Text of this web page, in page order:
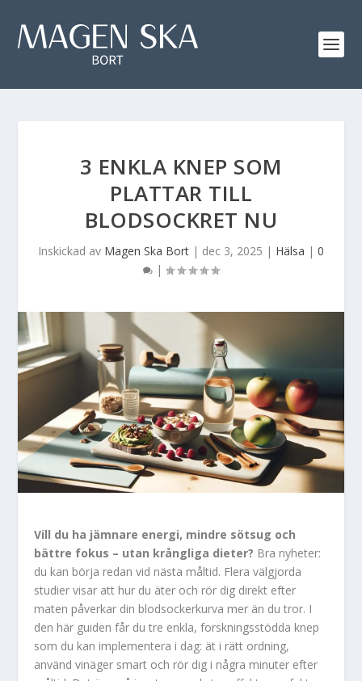
3 ENKLA KNEP SOM
PLATTAR TILL
BLODSOCKRET NU
Inskickad av Magen Ska Bort | dec 3, 2025 | Hälsa | 0
|
Vill du ha jämnare energi, mindre sötsug och
bättre fokus – utan krångliga dieter? Bra nyheter:
du kan börja redan vid nästa måltid. Flera välgjorda
studier visar att hur du äter och rör dig direkt efter
maten påverkar din blodsockerkurva mer än du tror. I
den här guiden får du tre enkla, forskningsstödda knep
som du kan implementera i dag: ät i rätt ordning,
använd vinäger smart och rör dig i några minuter efter